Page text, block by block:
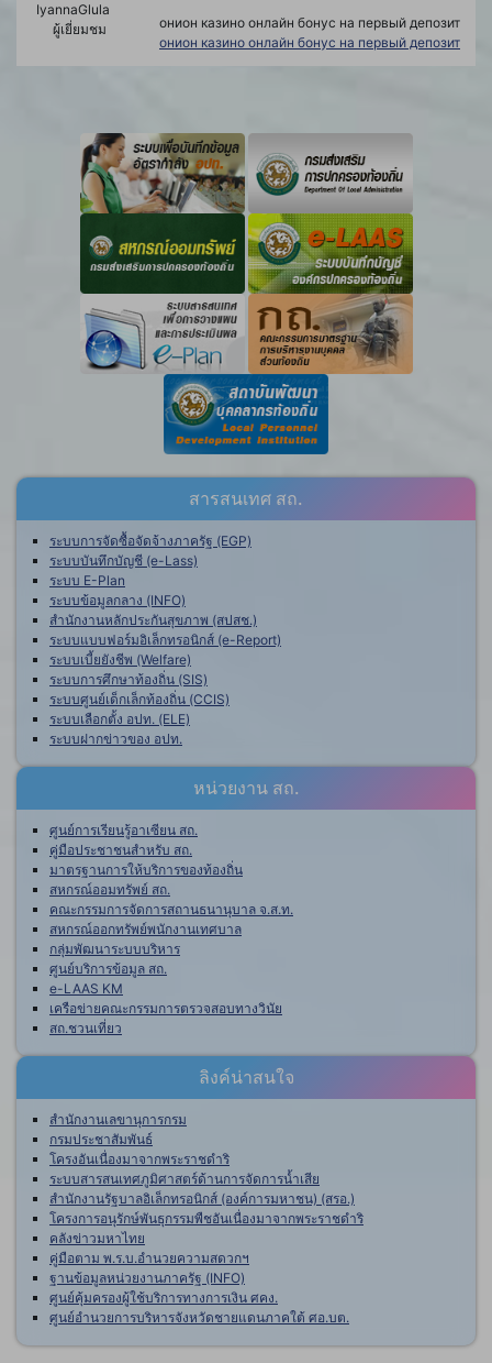
IyannaGlula
ผู้เยี่ยมชม
онион казино онлайн бонус на первый депозит
онион казино онлайн бонус на первый депозит
สารสนเทศ สถ.
ระบบการจัดซื้อจัดจ้างภาครัฐ (EGP)
ระบบบันทึกบัญชี (e-Lass)
ระบบ E-Plan
ระบบข้อมูลกลาง (INFO)
สำนักงานหลักประกันสุขภาพ (สปสช.)
ระบบแบบฟอร์มอิเล็กทรอนิกส์ (e-Report)
ระบบเบี้ยยังชีพ (Welfare)
ระบบการศึกษาท้องถิ่น (SIS)
ระบบศูนย์เด็กเล็กท้องถิ่น (CCIS)
ระบบเลือกตั้ง อปท. (ELE)
ระบบฝากข่าวของ อปท.
หน่วยงาน สถ.
ศูนย์การเรียนรู้อาเซียน สถ.
คู่มือประชาชนสำหรับ สถ.
มาตรฐานการให้บริการของท้องถิ่น
สหกรณ์ออมทรัพย์ สถ.
คณะกรรมการจัดการสถานธนานุบาล จ.ส.ท.
สหกรณ์ออกทรัพย์พนักงานเทศบาล
กลุ่มพัฒนาระบบบริหาร
ศูนย์บริการข้อมูล สถ.
e-LAAS KM
เครือข่ายคณะกรรมการตรวจสอบทางวินัย
สถ.ชวนเที่ยว
ลิงค์น่าสนใจ
สำนักงานเลขานุการกรม
กรมประชาสัมพันธ์
โครงอันเนื่องมาจากพระราชดำริ
ระบบสารสนเทศภูมิศาสตร์ด้านการจัดการน้ำเสีย
สำนักงานรัฐบาลอิเล็กทรอนิกส์ (องค์การมหาชน) (สรอ.)
โครงการอนุรักษ์พันธุกรรมพืชอันเนื่องมาจากพระราชดำริ
คลังข่าวมหาไทย
คู่มือตาม พ.ร.บ.อำนวยความสดวกฯ
ฐานข้อมูลหน่วยงานภาครัฐ (INFO)
ศูนย์คุ้มครองผู้ใช้บริการทางการเงิน ศคง.
ศูนย์อำนวยการบริหารจังหวัดชายแดนภาคใต้ ศอ.บต.